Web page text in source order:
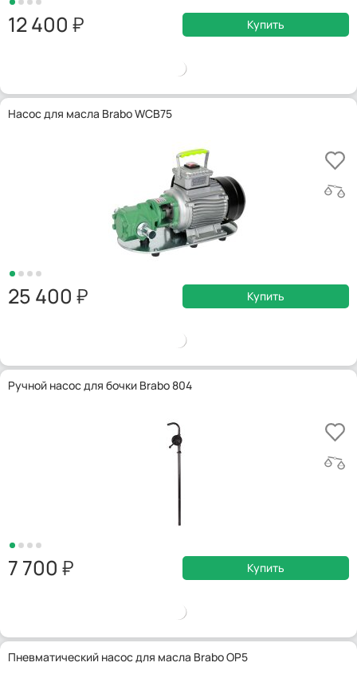
12 400 Купить
Насос для масла Brabo WCB75
25 400 Купить
Ручной насос для бочки Brabo 804
7 700 Купить
Пневматический насос для масла Brabo OP5